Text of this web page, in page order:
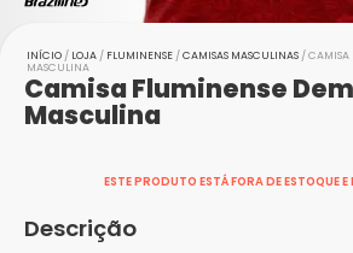
INÍCIO / LOJA / FLUMINENSE /CAMISAS MASCULINAS / CAMISA
MASCULINA
Camisa Fluminense
Masculina
ESTE PRODUTO ESTÁ FORA DE ESTOQUE
Descrição